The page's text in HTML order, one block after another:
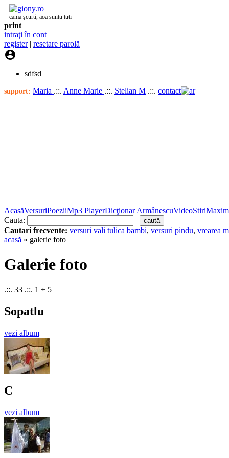
cama şcurti, aoa suntu tuti
print
intraţi în cont
register| resetare parolă

sdfsd
support: Maria .::. Anne Marie .::. Stelian M .::. contact
AcasăVersuriPoeziiMp3 PlayerDicţionar ArmânescuVideoStiri
Cauta:
Cautari frecvente: versuri vali tulica bambi, versuri pindu, vrearea
acasă » galerie foto
Galerie foto
.::. 33 .::. 1 ÷ 5
Sopatlu
vezi album
C
vezi album